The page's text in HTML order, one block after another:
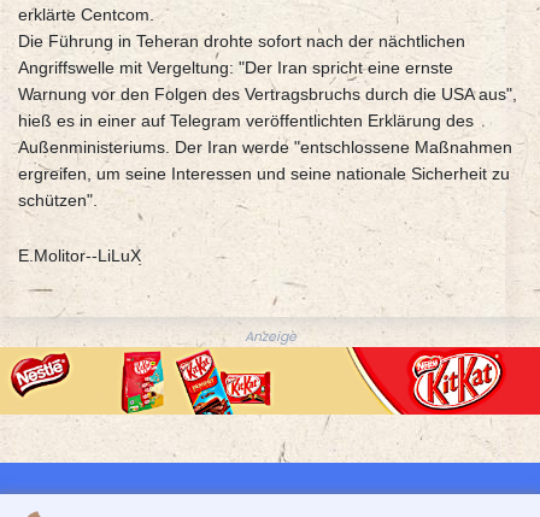
erklärte Centcom.
Die Führung in Teheran drohte sofort nach der nächtlichen
Angriffswelle mit Vergeltung: "Der Iran spricht eine ernste
Warnung vor den Folgen des Vertragsbruchs durch die USA aus",
hieß es in einer auf Telegram veröffentlichten Erklärung des
Außenministeriums. Der Iran werde "entschlossene Maßnahmen
ergreifen, um seine Interessen und seine nationale Sicherheit zu
schützen".
E.Molitor--LiLuX
Anzeige